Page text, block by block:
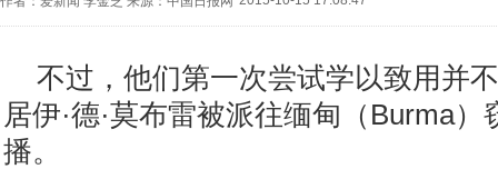
不过，他们第一次尝试学以致用并
居伊·德·莫布雷被派往缅甸（Burma
播。